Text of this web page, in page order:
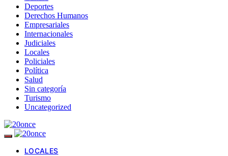
Deportes
Derechos Humanos
Empresariales
Internacionales
Judiciales
Locales
Policiales
Política
Salud
Sin categoría
Turismo
Uncategorized
LOCALES